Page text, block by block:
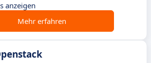
anzeigen
Mehr erfahren